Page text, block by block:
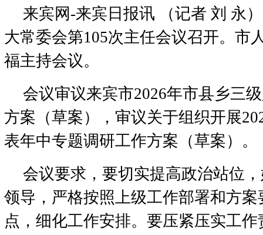
来宾网-来宾日报讯 （记者 刘 永
大常委会第105次主任会议召开。市
福主持会议。
会议审议来宾市2026年市县乡三
方案（草案），审议关于组织开展
表年中专题调研工作方案（草案）。
会议要求，要切实提高政治站位
领导，严格按照上级工作部署和方
点，细化工作安排。要压紧压实工